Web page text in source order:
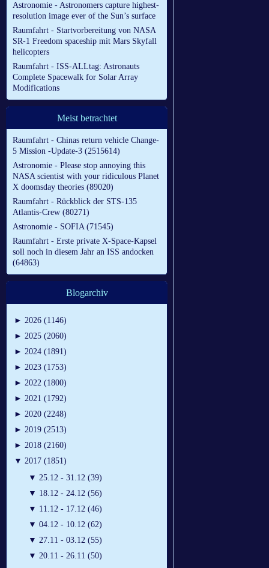
Astronomie - Astronomers capture highest-
resolution image ever of the Sun’s surface
Raumfahrt - Startvorbereitung von NASA
SR-1 Freedom spaceship mit Mars Skyfall
helicopters
Raumfahrt - ISS-ALLtag: Astronauts
Complete Spacewalk for Solar Array
Modifications
Meist betrachtet
Raumfahrt - Chinas return vehicle Change-
5 Mission -Update-3 (2515614)
Astronomie - Please stop annoying this
NASA scientist with your ridiculous Planet
X doomsday theories (89020)
Raumfahrt - Rückblick der STS-135
Atlantis-Crew (80271)
Astronomie - SOFIA (71545)
Raumfahrt - Erste private X-Space-Kapsel
soll noch in diesem Jahr an ISS andocken
(64863)
Blogarchiv
► 2026 (1146)
► 2025 (2060)
► 2024 (1891)
► 2023 (1753)
► 2022 (1800)
► 2021 (1792)
► 2020 (2248)
► 2019 (2513)
► 2018 (2160)
▼ 2017 (1851)
▼ 25.12 - 31.12 (39)
▼ 18.12 - 24.12 (56)
▼ 11.12 - 17.12 (46)
▼ 04.12 - 10.12 (62)
▼ 27.11 - 03.12 (55)
▼ 20.11 - 26.11 (50)